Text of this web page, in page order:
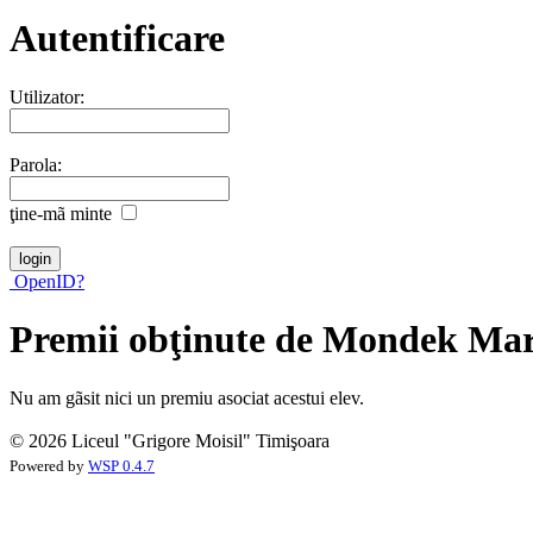
Autentificare
Utilizator:
Parola:
ţine-mã minte
OpenID?
Premii obţinute de Mondek
Nu am gãsit nici un premiu asociat acestui elev.
© 2026 Liceul "Grigore Moisil" Timişoara
Powered by WSP 0.4.7